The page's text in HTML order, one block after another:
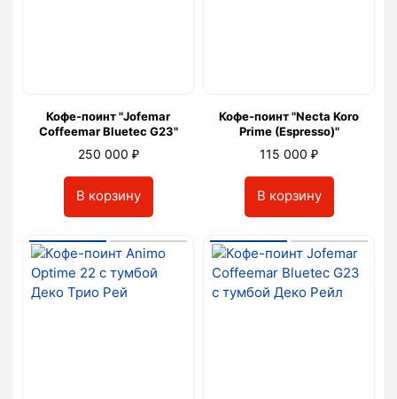
Кофе-поинт "Jofemar
Coffeemar Bluetec G23"
250 000 ₽
В корзину
Кофе-поинт "Necta Koro
Prime (Espresso)"
115 000 ₽
В корзину